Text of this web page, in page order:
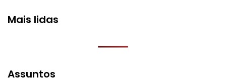
Mais lidas
Assuntos